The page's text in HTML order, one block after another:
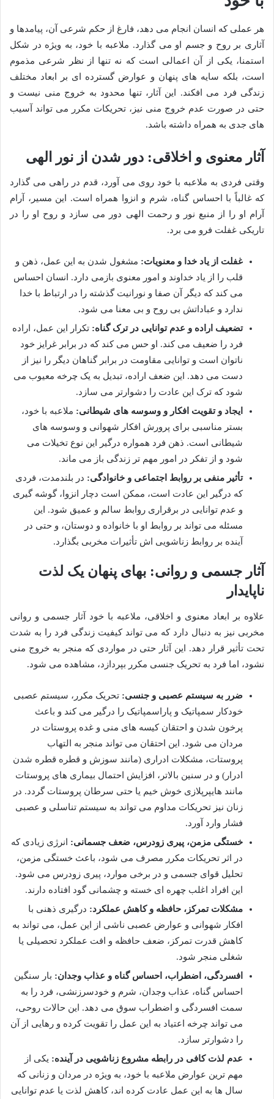
هر عملی که انسان انجام می دهد، فارغ از حکم شرعی آن، پیامدها و
آثاری بر روح و جسم او می گذارد. ملاعبه با خود، به ویژه در شکل
استمنا، یکی از آن اعمالی است که نه تنها از نظر شرعی مذموم
است، بلکه سایه های پنهان و عوارض گسترده ای بر ابعاد مختلف
زندگی فرد می افکند. این آثار، تنها محدود به خروج منی نیست و
حتی در صورت عدم خروج منی نیز، تحریکات مکرر می تواند آسیب
های جدی به همراه داشته باشد.
آثار معنوی و اخلاقی: دور شدن از نور الهی
وقتی فردی به ملاعبه با خود روی می آورد، قدم در راهی می گذارد
که غالباً با احساس گناه، شرم و انزوا همراه است. این مسیر، آرام
آرام او را از منبع نور و رحمت الهی دور می سازد و روح او را در
تاریکی غفلت فرو می برد.
غفلت از یاد خدا و معنویات: مشغول شدن به این عمل، ذهن و
قلب را از یاد خداوند و امور معنوی بازمی دارد. انسان احساس
می کند که دیگر آن صفا و نورانیت گذشته را در ارتباط با خدا
ندارد و عباداتش بی روح و بی معنا می شود.
تضعیف اراده و عدم توانایی در ترک گناه: تکرار این عمل، اراده
فرد را ضعیف می کند. او حس می کند که در برابر غرایز خود
ناتوان است و توانایی مقاومت در برابر گناهان دیگر را نیز از
دست می دهد. این ضعف اراده، تبدیل به یک چرخه معیوب می
شود که ترک این عادت را دشوارتر می سازد.
ایجاد و تقویت افکار و وسوسه های شیطانی: ملاعبه با خود،
بستر مناسبی برای پرورش افکار شهوانی و وسوسه های
شیطانی است. ذهن فرد همواره درگیر این نوع تخیلات می
شود و از تفکر در امور مهم تر زندگی باز می ماند.
تأثیر منفی بر روابط اجتماعی و خانوادگی: در بلندمدت، فردی
که درگیر این عادت است، ممکن است دچار انزوا، گوشه گیری
و عدم توانایی در برقراری روابط سالم و عمیق شود. این
مسئله می تواند بر روابط او با خانواده و دوستان، و حتی در
آینده بر روابط زناشویی اش تأثیرات مخربی بگذارد.
آثار جسمی و روانی: بهای پنهان یک لذت
ناپایدار
علاوه بر ابعاد معنوی و اخلاقی، ملاعبه با خود آثار جسمی و روانی
مخربی نیز به دنبال دارد که می تواند کیفیت زندگی فرد را به شدت
تحت تأثیر قرار دهد. این آثار حتی در مواردی که منجر به خروج منی
نشود، اما فرد به تحریک جنسی مکرر بپردازد، مشاهده می شود.
ضرر به سیستم عصبی و جنسی: تحریک مکرر، سیستم عصبی
خودکار سمپاتیک و پاراسمپاتیک را درگیر می کند و باعث
پرخون شدن و احتقان کیسه های منی و غده پروستات در
مردان می شود. این احتقان می تواند منجر به التهاب
پروستات، مشکلات ادراری (مانند سوزش و قطره قطره شدن
ادرار) و در سنین بالاتر، افزایش احتمال بیماری های پروستات
مانند هایپرپلازی خوش خیم یا حتی سرطان پروستات گردد. در
زنان نیز تحریکات مداوم می تواند به سیستم تناسلی و عصبی
فشار وارد آورد.
خستگی مزمن، پیری زودرس، ضعف جسمانی: انرژی زیادی که
در اثر تحریکات مکرر مصرف می شود، باعث خستگی مزمن،
تحلیل قوای جسمی و در برخی موارد، پیری زودرس می شود.
این افراد اغلب چهره ای خسته و چشمانی گود افتاده دارند.
مشکلات تمرکز، حافظه و کاهش عملکرد: درگیری ذهنی با
افکار شهوانی و عوارض عصبی ناشی از این عمل، می تواند به
کاهش قدرت تمرکز، ضعف حافظه و افت عملکرد تحصیلی یا
شغلی منجر شود.
افسردگی، اضطراب، احساس گناه و عذاب وجدان: بار سنگین
احساس گناه، عذاب وجدان، شرم و خودسرزنشی، فرد را به
سمت افسردگی و اضطراب سوق می دهد. این حالات روحی،
می تواند چرخه اعتیاد به این عمل را تقویت کرده و رهایی از آن
را دشوارتر سازد.
عدم لذت کافی در رابطه مشروع زناشویی در آینده: یکی از
مهم ترین عوارض ملاعبه با خود، به ویژه در مردان و زنانی که
سال ها به این عمل عادت کرده اند، کاهش لذت یا عدم توانایی